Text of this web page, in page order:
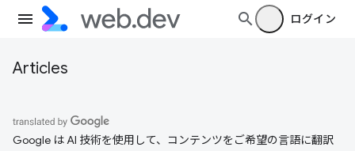
ログイン
Articles
Google は AI 技術を使用して、コンテンツをご希望の言語に翻訳